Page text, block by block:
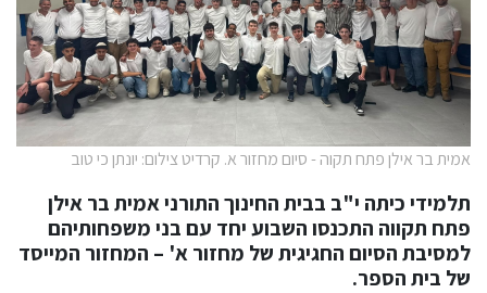
אמית בר אילן פתח תקוה - סיום מחזור א. קרדיט צילום: יונתן כי טוב
תלמידי כיתה י"ב בבית החינוך התורני אמית בר אילן
פתח תקווה התכנסו השבוע יחד עם בני משפחותיהם
למסיבת הסיום החגיגית של מחזור א' – המחזור המייסד
של בית הספר.